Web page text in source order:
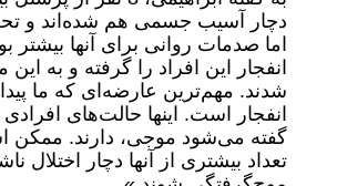
دچار آسیب جسمی هم شده‌اند و
اما صدمات روانی برای آنها بیشتر
انفجار این افراد را گرفته و به این
شدند. مهم‌ترین عارضه‌ای که ما
انفجار است. اینها حالت‌های افرادی
گفته می‌شود موجی، دارند. ممکن
تعداد بیشتری از آنها دچار اختلال